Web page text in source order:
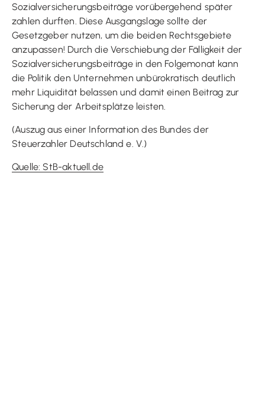
Sozialversicherungsbeiträge vorübergehend später
zahlen durften. Diese Ausgangslage sollte der
Gesetzgeber nutzen, um die beiden Rechtsgebiete
anzupassen! Durch die Verschiebung der Fälligkeit der
Sozialversicherungsbeiträge in den Folgemonat kann
die Politik den Unternehmen unbürokratisch deutlich
mehr Liquidität belassen und damit einen Beitrag zur
Sicherung der Arbeitsplätze leisten.
(Auszug aus einer Information des Bundes der
Steuerzahler Deutschland e. V.)
Quelle: StB-aktuell.de